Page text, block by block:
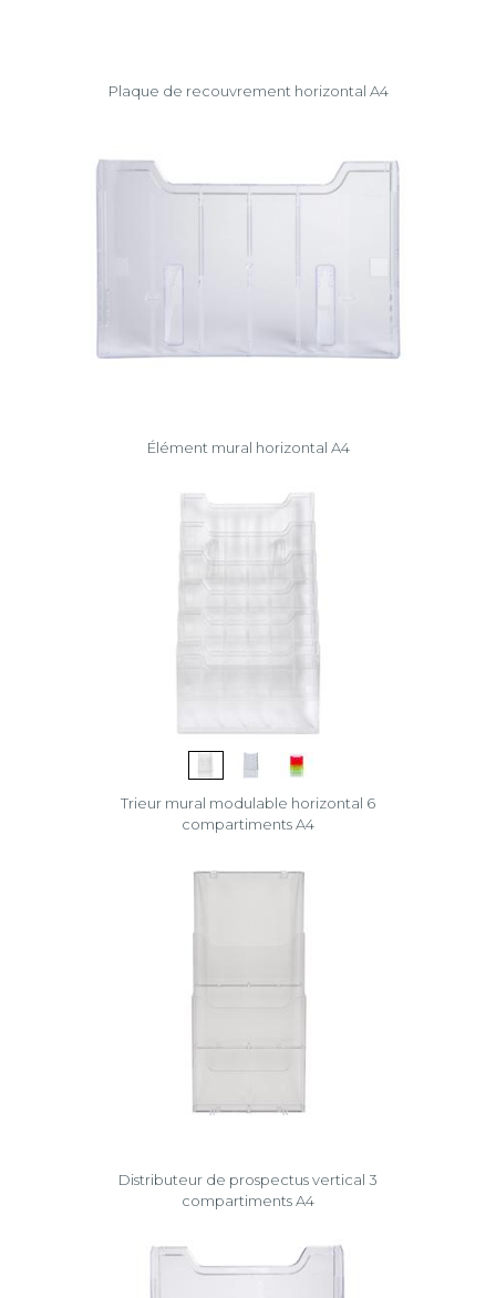
Plaque de recouvrement horizontal A4
Élément mural horizontal A4
Trieur mural modulable horizontal 6
compartiments A4
Distributeur de prospectus vertical 3
compartiments A4